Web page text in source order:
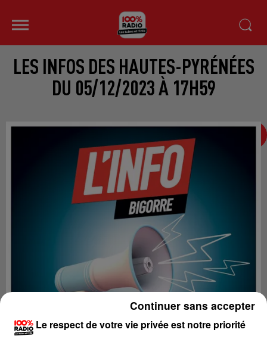
LES INFOS DES HAUTES-PYRÉNÉES
DU 05/12/2023 À 17H59
Le respect de votre vie privée est notre priorité
Continuer sans accepter